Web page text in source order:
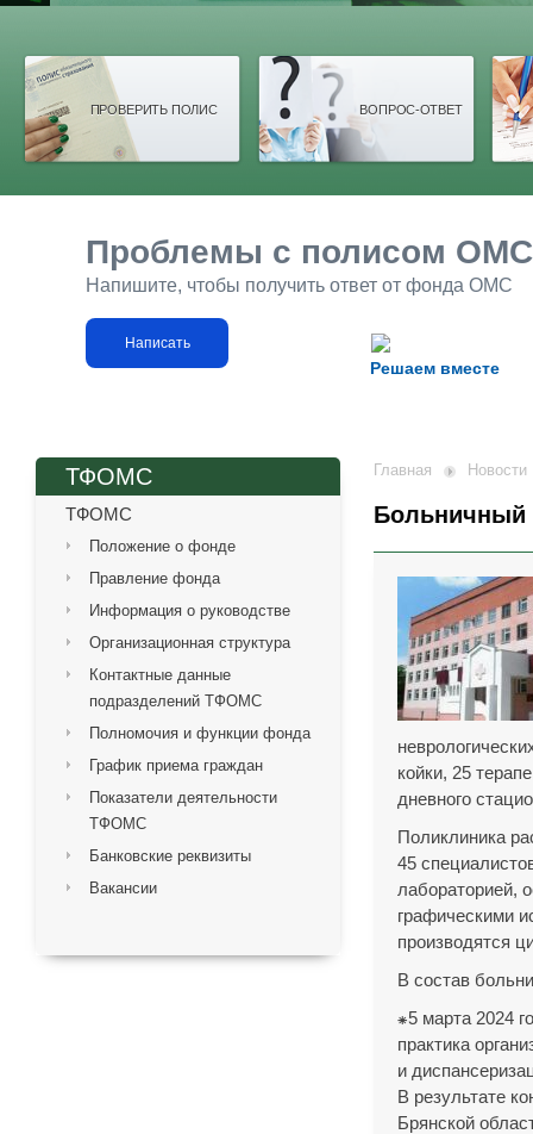
ПРОВЕРИТЬ ПОЛИС ВОПРОС-ОТВЕТ
Решаем вместе
Проблемы с полисом
Напишите, чтобы получить ответ от фонда ОМС
Написать
ТФОМС
ТФОМС
Положение о фонде
Правление фонда
Информация о руководстве
Организационная структура
Контактные данные
подразделений ТФОМС
Полномочия и функции фонда
График приема граждан
Показатели деятельности
ТФОМС
Банковские реквизиты
Вакансии
Главная Новости
Больничный
койки, 25
дневного
Поликлиника
45
лабораторией,
графическими
производятся
В состав
⁕5 марта 2024
практика
и
В результате
Брянской